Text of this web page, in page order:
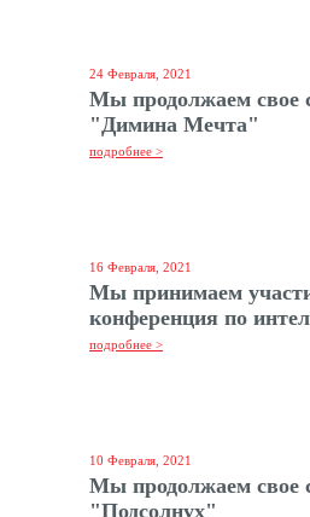
24 Февраля, 2021
Мы продолжаем свое
"Димина Мечта"
подробнее >
16 Февраля, 2021
Мы принимаем
конференция по
подробнее >
10 Февраля, 2021
Мы продолжаем свое
"Подсолнух"